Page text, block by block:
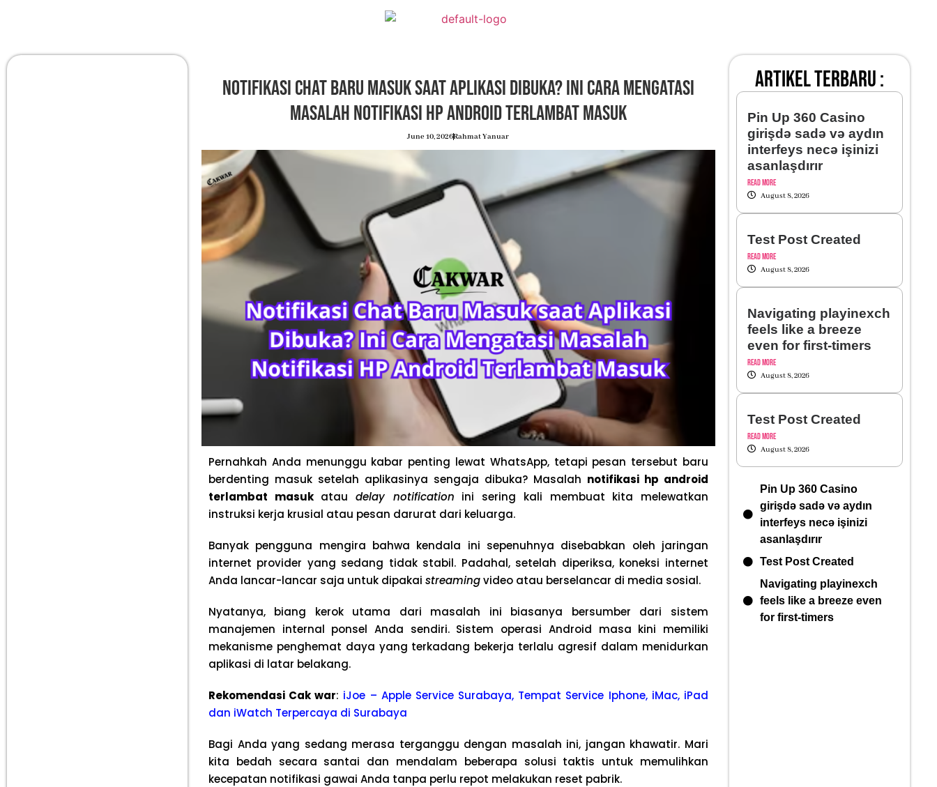
Notifikasi Chat Baru Masuk saat Aplikasi Dibuka? Ini Cara Mengatasi
Masalah Notifikasi HP Android Terlambat Masuk
June 10, 2026Rahmat Yanuar
Pernahkah Anda menunggu kabar penting lewat WhatsApp, tetapi pesan tersebut baru
berdenting masuk setelah aplikasinya sengaja dibuka? Masalah notifikasi hp android
terlambat masukataudelay notification ini sering kali membuat kita melewatkan
instruksi kerja krusial atau pesan darurat dari keluarga.
Banyak pengguna mengira bahwa kendala ini sepenuhnya disebabkan oleh jaringan
internet provider yang sedang tidak stabil. Padahal, setelah diperiksa, koneksi internet
Anda lancar-lancar saja untuk dipakai streamingvideo atau berselancar di media sosial.
Nyatanya, biang kerok utama dari masalah ini biasanya bersumber dari sistem
manajemen internal ponsel Anda sendiri. Sistem operasi Android masa kini memiliki
mekanisme penghemat daya yang terkadang bekerja terlalu agresif dalam menidurkan
aplikasi di latar belakang.
Rekomendasi Cak war: iJoe – Apple Service Surabaya, Tempat Service Iphone, iMac, iPad
dan iWatch Terpercaya di Surabaya
Bagi Anda yang sedang merasa terganggu dengan masalah ini, jangan khawatir. Mari
kita bedah secara santai dan mendalam beberapa solusi taktis untuk memulihkan
kecepatan notifikasi gawai Anda tanpa perlu repot melakukan reset pabrik.
artikel terbaru :
Pin Up 360 Casino
girişdə sadə və aydın
interfeys necə işinizi
asanlaşdırır
Read More
August 8, 2026
Test Post Created
Read More
August 8, 2026
Navigating playinexch
feels like a breeze
even for first-timers
Read More
August 8, 2026
Test Post Created
Read More
August 8, 2026
Pin Up 360 Casino
girişdə sadə və aydın
interfeys necə işinizi
asanlaşdırır
Test Post Created
Navigating playinexch
feels like a breeze even
for first-timers